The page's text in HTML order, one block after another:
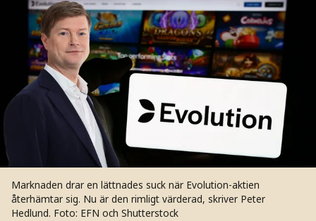
Marknaden drar en lättnades suck när Evolution-aktien
återhämtar sig. Nu är den rimligt värderad, skriver Peter
Hedlund. Foto: EFN och Shutterstock